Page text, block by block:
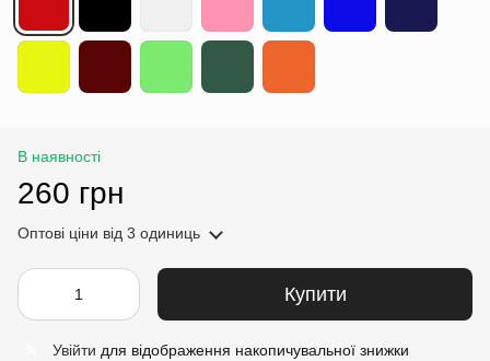
В наявності
260 грн
Оптові ціни від 3 одиниць
Купити
Увійти для відображення накопичувальної знижки